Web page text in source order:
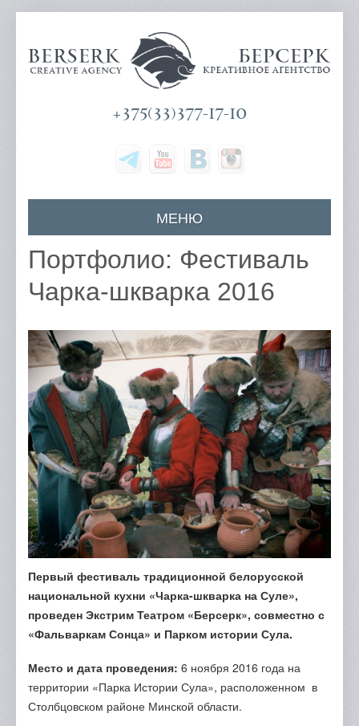
+375(33)377-17-10
МЕНЮ
Главная
О компании
Наши услуги
Цены
Отзывы
Портфолио
Контакты
Портфолио: Фестиваль
Чарка-шкварка 2016
Первый фестиваль традиционной белорусской
национальной кухни «Чарка-шкварка на Суле»,
проведен Экстрим Театром «Берсерк», совместно с
«Фальваркам Сонца» и Парком истории Сула.
Место и дата проведения: 6 ноября 2016 года на
территории «Парка Истории Сула», расположенном в
Столбцовском районе Минской области.